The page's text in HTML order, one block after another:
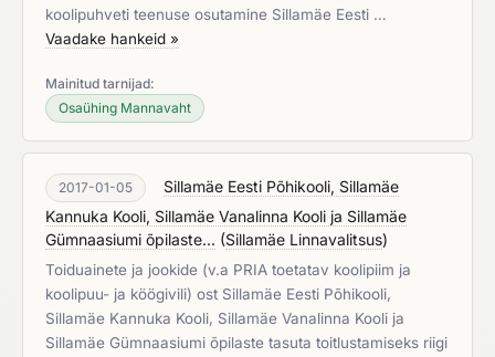
koolipuhveti teenuse osutamine Sillamäe Eesti …
Vaadake hankeid »
Mainitud tarnijad:
Osaühing Mannavaht
2017-01-05
Sillamäe Eesti Põhikooli, Sillamäe
Kannuka Kooli, Sillamäe Vanalinna Kooli ja Sillamäe
Gümnaasiumi õpilaste... (Sillamäe Linnavalitsus)
Toiduainete ja jookide (v.a PRIA toetatav koolipiim ja
koolipuu- ja köögivili) ost Sillamäe Eesti Põhikooli,
Sillamäe Kannuka Kooli, Sillamäe Vanalinna Kooli ja
Sillamäe Gümnaasiumi õpilaste tasuta toitlustamiseks riigi